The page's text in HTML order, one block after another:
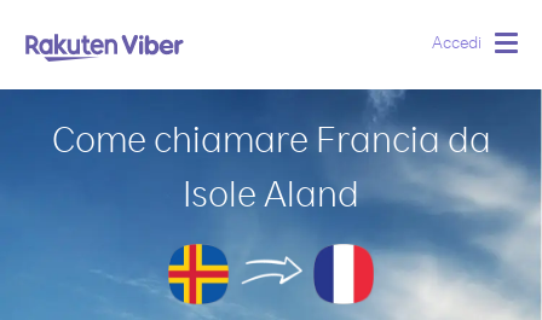
Accedi
Come chiamare Francia da
Isole Aland